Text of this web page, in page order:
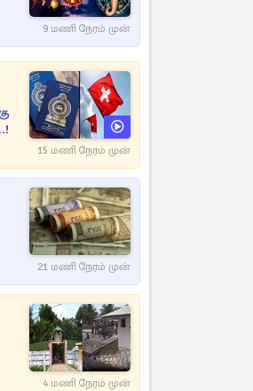
9 மணி நேரம் முன்
15 மணி நேரம் முன்
21 மணி நேரம் முன்
4 மணி நேரம் முன்